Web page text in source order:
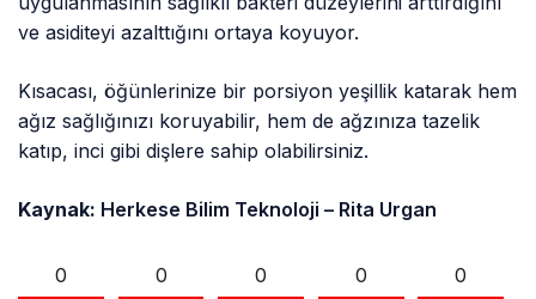
ve asiditeyi azalttığını ortaya koyuyor.
Kısacası, öğünlerinize bir porsiyon yeşillik katarak hem
ağız sağlığınızı koruyabilir, hem de ağzınıza tazelik
katıp, inci gibi dişlere sahip olabilirsiniz.
Kaynak: Herkese Bilim Teknoloji – Rita Urgan
0 0 0 0 0